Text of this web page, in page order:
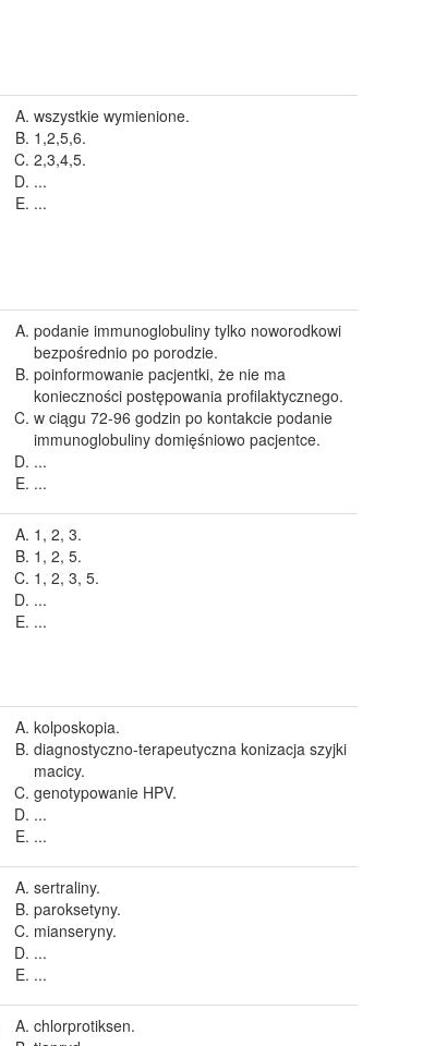
wszystkie wymienione.
1,2,5,6.
2,3,4,5.
...
...
podanie immunoglobuliny tylko noworodkowi
bezpośrednio po porodzie.
poinformowanie pacjentki, że nie ma
konieczności postępowania profilaktycznego.
w ciągu 72-96 godzin po kontakcie podanie
immunoglobuliny domięśniowo pacjentce.
...
...
1, 2, 3.
1, 2, 5.
1, 2, 3, 5.
...
...
kolposkopia.
diagnostyczno-terapeutyczna konizacja szyjki
macicy.
genotypowanie HPV.
...
...
sertraliny.
paroksetyny.
mianseryny.
...
...
chlorprotiksen.